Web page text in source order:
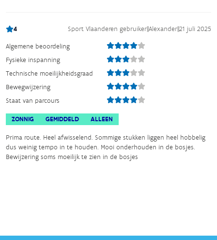
4 Sport Vlaanderen gebruiker||Alexander||21 juli 2025
Algemene beoordeling
Fysieke inspanning
Technische moeilijkheidsgraad
Bewegwijzering
Staat van parcours
ZONNIG GEMIDDELD ALLEEN
Prima route. Heel afwisselend. Sommige stukken liggen heel hobbelig
dus weinig tempo in te houden. Mooi onderhouden in de bosjes.
Bewijzering soms moeilijk te zien in de bosjes